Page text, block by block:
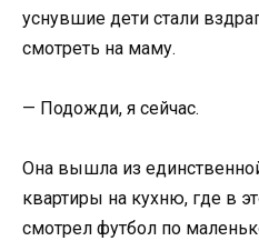
уснувшие дети стали
смотреть на маму.
— Подожди, я сейчас.
Она вышла из
квартиры на кухню, где в
смотрел футбол по